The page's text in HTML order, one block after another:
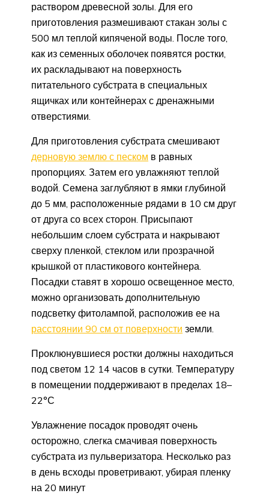
раствором древесной золы. Для его
приготовления размешивают стакан золы с
500 мл теплой кипяченой воды. После того,
как из семенных оболочек появятся ростки,
их раскладывают на поверхность
питательного субстрата в специальных
ящичках или контейнерах с дренажными
отверстиями.
Для приготовления субстрата смешивают
дерновую землю с песком в равных
пропорциях. Затем его увлажняют теплой
водой. Семена заглубляют в ямки глубиной
до 5 мм, расположенные рядами в 10 см друг
от друга со всех сторон. Присыпают
небольшим слоем субстрата и накрывают
сверху пленкой, стеклом или прозрачной
крышкой от пластикового контейнера.
Посадки ставят в хорошо освещенное место,
можно организовать дополнительную
подсветку фитолампой, расположив ее на
расстоянии 90 см от поверхности земли.
Проклюнувшиеся ростки должны находиться
под светом 12 14 часов в сутки. Температуру
в помещении поддерживают в пределах 18–
22°С
Увлажнение посадок проводят очень
осторожно, слегка смачивая поверхность
субстрата из пульверизатора. Несколько раз
в день всходы проветривают, убирая пленку
на 20 минут